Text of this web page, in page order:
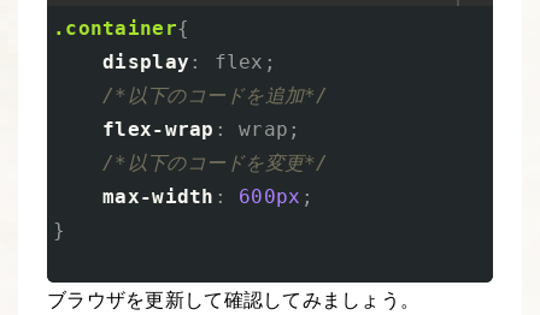
.container{
display : flex ;
/*以下のコードを追加*/
flex-wrap : wrap ;
/*以下のコードを変更*/
max-width : 600px ;
}
ブラウザを更新して確認してみましょう。